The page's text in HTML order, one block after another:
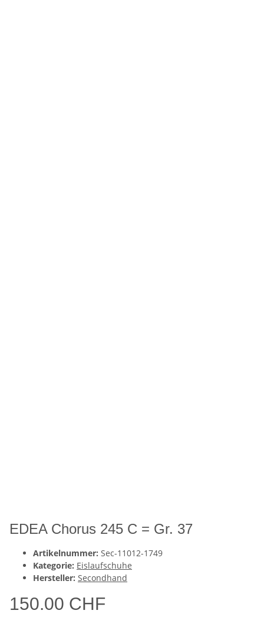
EDEA Chorus 245 C = Gr. 37
Artikelnummer: Sec-11012-1749
Kategorie: Eislaufschuhe
Hersteller: Secondhand
150.00 CHF